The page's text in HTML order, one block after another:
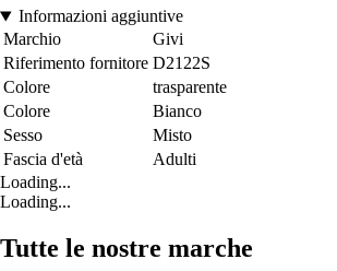
Informazioni aggiuntive
Marchio
Givi
Riferimento fornitore D2122S
Colore
trasparente
Colore
Bianco
Sesso
Misto
Fascia d'età
Adulti
Loading...
Loading...
Tutte le nostre marche